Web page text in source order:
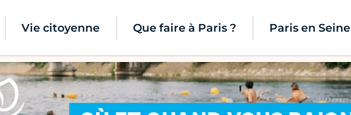
Vie citoyenne Que faire à Paris ? Paris en Seine